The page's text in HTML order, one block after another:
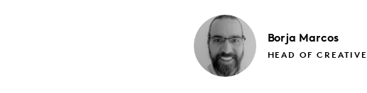
Borja Marcos
HEAD OF